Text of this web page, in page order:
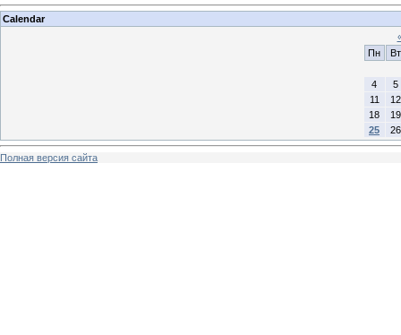
Calendar
Пн
Вт
4
5
11
12
18
19
25
26
Полная версия сайта